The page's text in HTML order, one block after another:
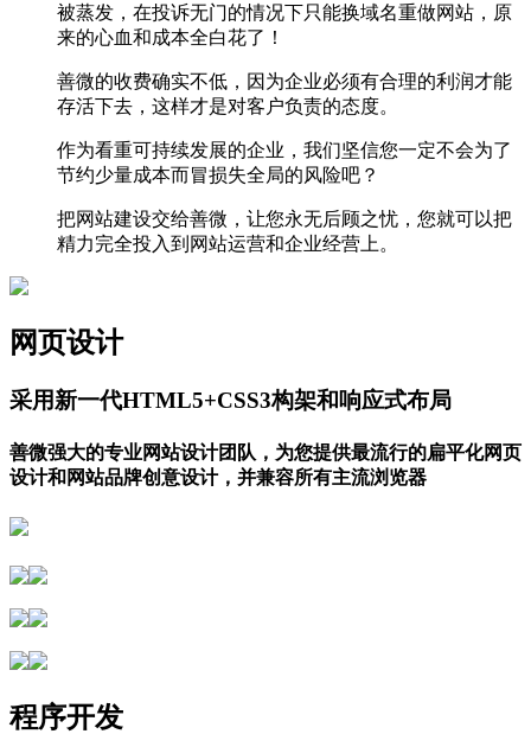
被蒸发，在投诉无门的情况下只能换域名重做网站，原
来的心血和成本全白花了！
善微的收费确实不低，因为企业必须有合理的利润才能
存活下去，这样才是对客户负责的态度。
作为看重可持续发展的企业，我们坚信您一定不会为了
节约少量成本而冒损失全局的风险吧？
把网站建设交给善微，让您永无后顾之忧，您就可以把
精力完全投入到网站运营和企业经营上。
网页设计
采用新一代HTML5+CSS3构架和响应式布局
善微强大的专业网站设计团队，为您提供最流行的扁平化网页
设计和网站品牌创意设计，并兼容所有主流浏览器
程序开发